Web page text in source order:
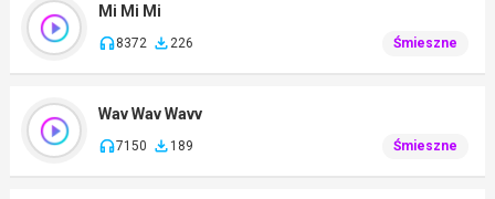
Mi Mi Mi
8372 226 Śmieszne
Wav Wav Wavv
7150 189 Śmieszne